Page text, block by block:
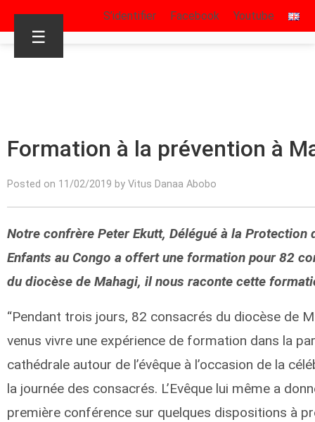
S’identifier Facebook Youtube
☰
Formation à la prévention à
Posted on 11/02/2019 by Vitus Danaa Abobo
Notre confrère Peter Ekutt, Délégué à la Protection
Enfants au Congo a offert une formation pour 82
du diocèse de Mahagi, il nous raconte cette
“Pendant trois jours, 82 consacrés du diocèse de
venus vivre une expérience de formation dans la
cathédrale autour de l’évêque à l’occasion de la
la journée des consacrés. L’Evêque lui même a
première conférence sur quelques dispositions à